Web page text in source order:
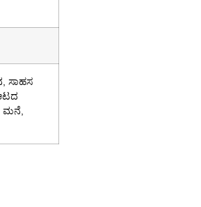
ಸಾಹಸ
ಮನೆ,